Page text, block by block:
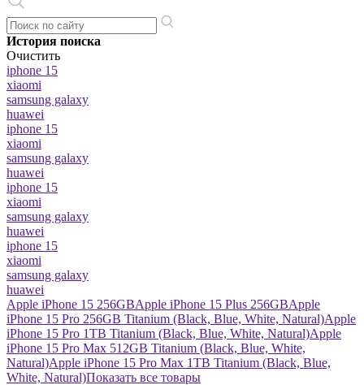
История поиска
Очистить
iphone 15
xiaomi
samsung galaxy
huawei
iphone 15
xiaomi
samsung galaxy
huawei
iphone 15
xiaomi
samsung galaxy
huawei
iphone 15
xiaomi
samsung galaxy
huawei
Apple iPhone 15 256GBApple iPhone 15 Plus 256GBApple
iPhone 15 Pro 256GB Titanium (Black, Blue, White, Natural)Apple
iPhone 15 Pro 1TB Titanium (Black, Blue, White, Natural)Apple
iPhone 15 Pro Max 512GB Titanium (Black, Blue, White,
Natural)Apple iPhone 15 Pro Max 1TB Titanium (Black, Blue,
White, Natural)Показать все товары